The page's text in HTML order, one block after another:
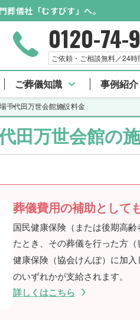
儀社「むすびす」へ。
0120-74-
ご依頼・ご相談無料／24
ご葬儀知識 事例紹介
千代田万世会館施設料金
田万世会館の
葬儀費用の補助として
国民健康保険（または後期高
たとき、その葬儀を行った方（
健康保険（協会けんぽ）に加
のいずれかが支給されます。
詳しくはこちら
館 TOP 施設料金